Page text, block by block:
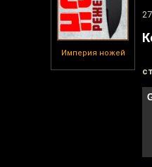
Империя ножей